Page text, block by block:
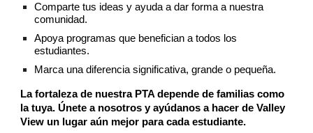
Comparte tus ideas y ayuda a dar forma a nuestra
comunidad.
Apoya programas que benefician a todos los
estudiantes.
Marca una diferencia significativa, grande o pequeña.
La fortaleza de nuestra PTA depende de familias como
la tuya. Únete a nosotros y ayúdanos a hacer de Valley
View un lugar aún mejor para cada estudiante.